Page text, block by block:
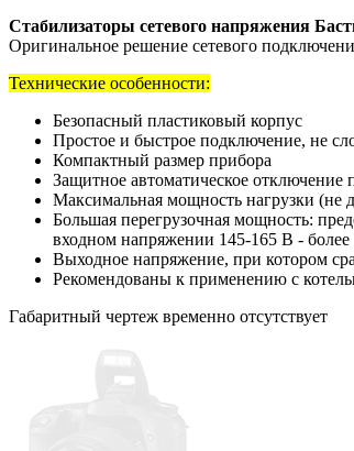
Стабилизаторы сетевого напряжения
Оригинальное решение сетевого
Технические особенности:
Безопасный пластиковый корпус
Простое и быстрое подключение, не
Компактный размер прибора
Защитное автоматическое отключение
Максимальная мощность нагрузки (не
Большая перегрузочная мощность:
входном напряжении 145-165 В -
Выходное напряжение, при котором
Рекомендованы к применению с
Габаритный чертеж временно отсутствует